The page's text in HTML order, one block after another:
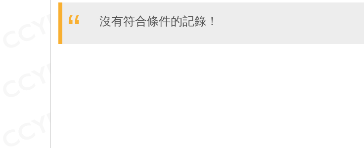
沒有符合條件的記錄！